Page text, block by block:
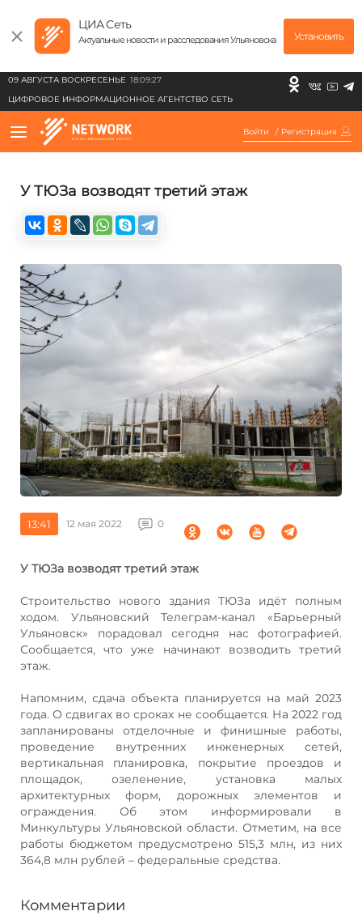
ЦИА Сеть
Актуальные новости и расследования Ульяновска Установить
09 АВГУСТА ВОСКРЕСЕНЬЕ 18:09:27
ЦИФРОВОЕ ИНФОРМАЦИОННОЕ АГЕНТСТВО СЕТЬ
Войти / Регистрация
У ТЮЗа возводят третий этаж
13:41 12 мая 2022 0
У ТЮЗа возводят третий этаж
Строительство нового здания ТЮЗа идёт полным
ходом. Ульяновский Телеграм-канал «Барьерный
Ульяновск» порадовал сегодня нас фотографией.
Сообщается, что уже начинают возводить третий
этаж.
Напомним, сдача объекта планируется на май 2023
года. О сдвигах во сроках не сообщается. На 2022 год
запланированы отделочные и финишные работы,
проведение внутренних инженерных сетей,
вертикальная планировка, покрытие проездов и
площадок, озеленение, установка малых
архитектурных форм, дорожных элементов и
ограждения. Об этом информировали в
Минкультуры Ульяновской области. Отметим, на все
работы бюджетом предусмотрено 515,3 млн, из них
364,8 млн рублей – федеральные средства.
Комментарии